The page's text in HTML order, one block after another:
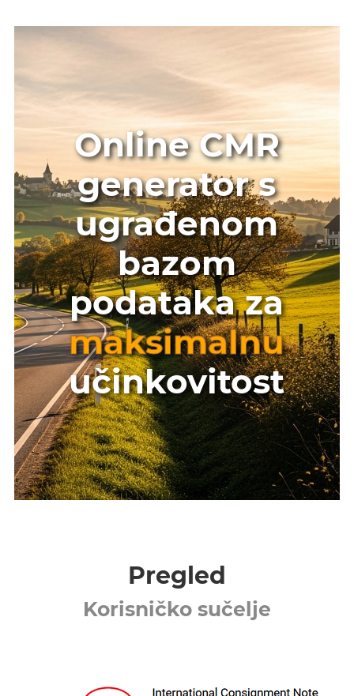
Online CMR
generator s
ugrađenom
bazom
podataka za
maksimalnu
učinkovitost
Pregled
Korisničko sučelje